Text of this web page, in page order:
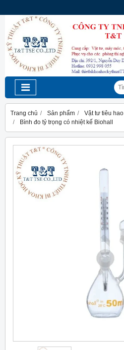
Trang chủ Sản phẩm
Vật tư tiêu hao
Bình đo tỷ trọng có nhiệt kế Biohall